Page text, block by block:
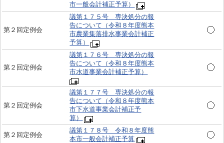
市一般会計補正予算）
第２回定例会
議第１７５号 専決処分の報
告について（令和８年度熊本
市農業集落排水事業会計補正
予算）
第２回定例会
議第１７６号 専決処分の報
告について（令和８年度熊本
市水道事業会計補正予算）
第２回定例会
議第１７７号 専決処分の報
告について（令和８年度熊本
市下水道事業会計補正予
算）
第２回定例会
議第１７８号 令和８年度熊
本市一般会計補正予算